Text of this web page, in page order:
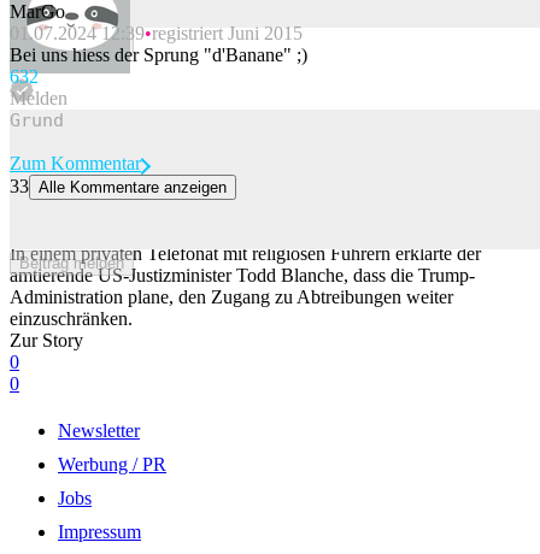
Beitrag melden
MarGo
01.07.2024 12:39 registriert Juni 2015
Bei uns hiess der Sprung "d'Banane" ;)
632
Melden
Beitrag melden
Zum Kommentar
33 Alle Kommentare anzeigen
In einem privaten Telefonat mit religiösen Führern erklärte der
amtierende US-Justizminister Todd Blanche, dass die Trump-
Administration plane, den Zugang zu Abtreibungen weiter
einzuschränken.
Zur Story
0
0
Newsletter
Werbung / PR
Jobs
Impressum